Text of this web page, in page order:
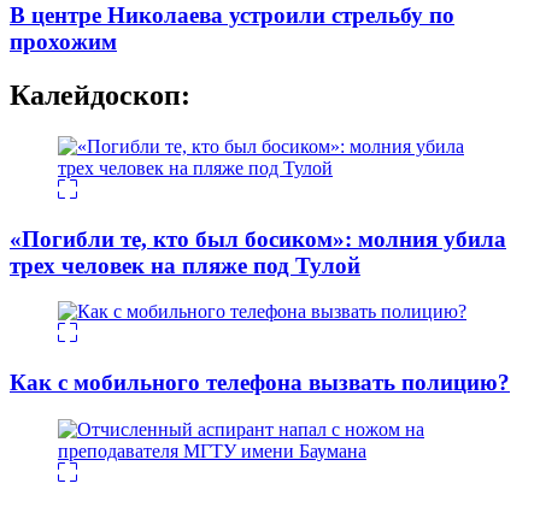
В центре Николаева устроили стрельбу по
прохожим
Калейдоскоп:
«Погибли те, кто был босиком»: молния убила
трех человек на пляже под Тулой
Как с мобильного телефона вызвать полицию?